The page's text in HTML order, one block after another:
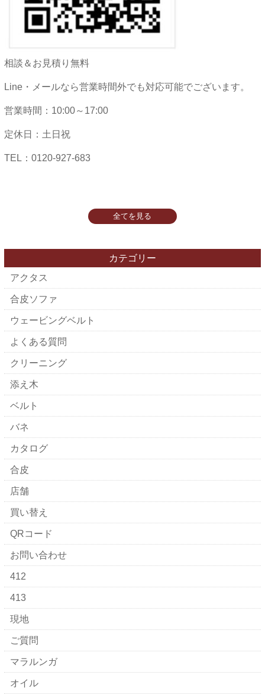
相談＆お見積り無料
Line・メールなら営業時間外でも対応可能でございます。
営業時間：10:00～17:00
定休日：土日祝
TEL：0120-927-683
全てを見る
カテゴリー
アクタス
合皮ソファ
ウェービングベルト
よくある質問
クリーニング
添え木
ベルト
バネ
カタログ
合皮
店舗
買い替え
QRコード
お問い合わせ
412
413
現地
ご質問
マラルンガ
オイル